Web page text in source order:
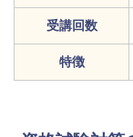
受講回数
特徴